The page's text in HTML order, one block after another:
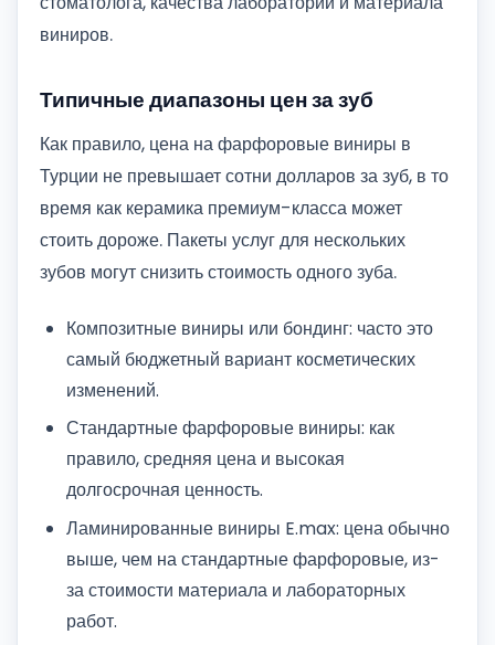
виниров.
Типичные диапазоны цен за зуб
Как правило, цена на фарфоровые виниры в
Турции не превышает сотни долларов за зуб, в то
время как керамика премиум-класса может
стоить дороже. Пакеты услуг для нескольких
зубов могут снизить стоимость одного зуба.
Композитные виниры или бондинг: часто это
самый бюджетный вариант косметических
изменений.
Стандартные фарфоровые виниры: как
правило, средняя цена и высокая
долгосрочная ценность.
Ламинированные виниры E.max: цена обычно
выше, чем на стандартные фарфоровые, из-
за стоимости материала и лабораторных
работ.